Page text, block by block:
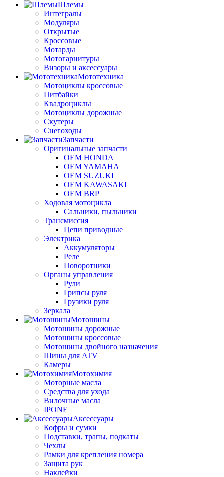
Шлемы
Интегралы
Модуляры
Открытые
Кроссовые
Мотарды
Мотогарнитуры
Визоры и аксессуары
Мототехника
Мотоциклы кроссовые
Питбайки
Квадроциклы
Мотоциклы дорожные
Скутеры
Снегоходы
Запчасти
Оригинальные запчасти
OEM HONDA
OEM YAMAHA
OEM SUZUKI
OEM KAWASAKI
OEM BRP
Ходовая мотоцикла
Сальники, пыльники
Трансмиссия
Цепи приводные
Электрика
Аккумуляторы
Реле
Поворотники
Органы управления
Рули
Грипсы руля
Грузики руля
Зеркала
Мотошины
Мотошины дорожные
Мотошины кроссовые
Мотошины двойного назначения
Шины для ATV
Камеры
Мотохимия
Моторные масла
Средства для ухода
Вилочные масла
IPONE
Аксессуары
Кофры и сумки
Подставки, трапы, подкаты
Чехлы
Рамки для крепления номера
Защита рук
Наклейки